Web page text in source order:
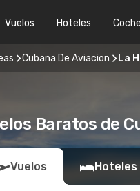
Vuelos Hoteles
Cubana De Aviacion La
Baratos de
Vuelos Hoteles